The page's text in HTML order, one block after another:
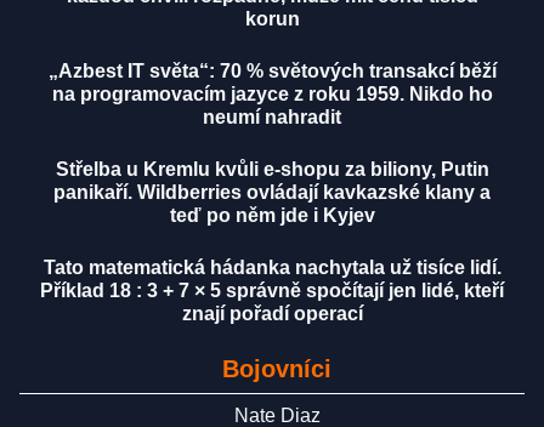
korun
„Azbest IT světa“: 70 % světových transakcí běží
na programovacím jazyce z roku 1959. Nikdo ho
neumí nahradit
Střelba u Kremlu kvůli e-shopu za biliony, Putin
panikaří. Wildberries ovládají kavkazské klany a
teď po něm jde i Kyjev
Tato matematická hádanka nachytala už tisíce lidí.
Příklad 18 : 3 + 7 × 5 správně spočítají jen lidé, kteří
znají pořadí operací
Bojovníci
Nate Diaz